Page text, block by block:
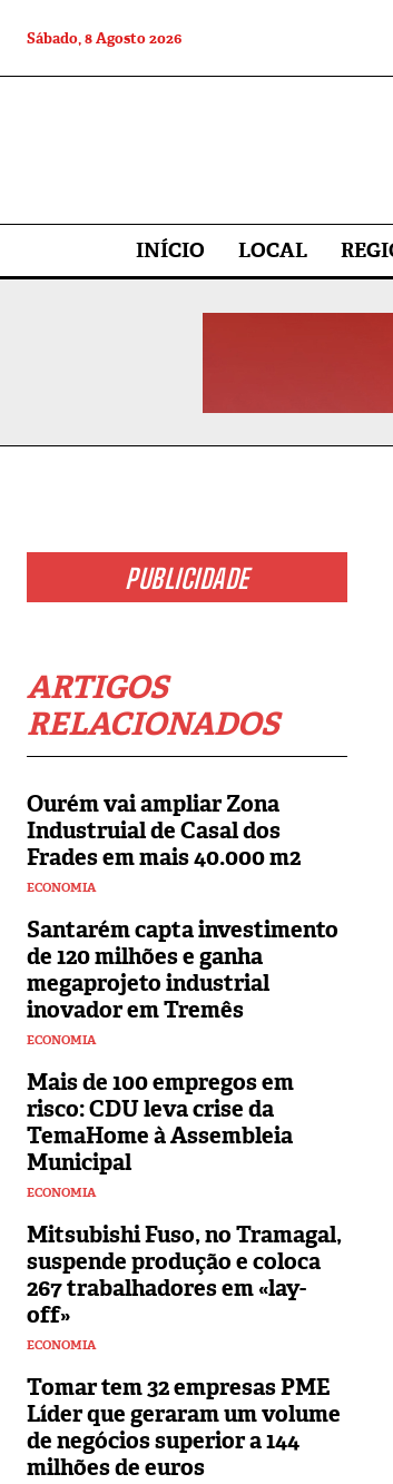
Sábado, 8 Agosto 2026
INÍCIO LOCAL
PUBLICIDADE
ARTIGOS
RELACIONADOS
Ourém vai ampliar Zona
Industruial de Casal dos
Frades em mais 40.000 m2
ECONOMIA
Santarém capta investimento
de 120 milhões e ganha
megaprojeto industrial
inovador em Tremês
ECONOMIA
Mais de 100 empregos em
risco: CDU leva crise da
TemaHome à Assembleia
Municipal
ECONOMIA
Mitsubishi Fuso, no Tramagal,
suspende produção e coloca
267 trabalhadores em «lay-
off»
ECONOMIA
Tomar tem 32 empresas PME
Líder que geraram um volume
de negócios superior a 144
milhões de euros